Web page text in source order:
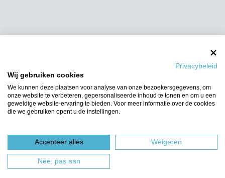
Privacybeleid
Wij gebruiken cookies
We kunnen deze plaatsen voor analyse van onze bezoekersgegevens, om
onze website te verbeteren, gepersonaliseerde inhoud te tonen en om u een
geweldige website-ervaring te bieden. Voor meer informatie over de cookies
die we gebruiken opent u de instellingen.
Accepteer alles Weigeren
Nee, pas aan